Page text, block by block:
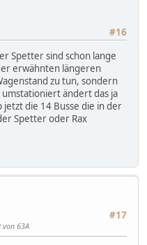
#16
Spetter sind schon lange
erwähnten längeren
zu tun, sondern
ändert das ja
die 14 Busse die in der
Spetter oder Rax
#17
von 63A